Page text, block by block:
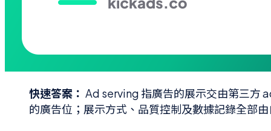
快速答案： Ad serving 指廣告的展示交由第三方
的廣告位；展示方式、品質控制及數據記錄全部